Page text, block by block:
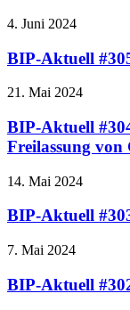
4. Juni 2024
BIP-Aktuell
21. Mai 2024
BIP-Aktuell
Freilassung von
14. Mai 2024
BIP-Aktuell
7. Mai 2024
BIP-Aktuell